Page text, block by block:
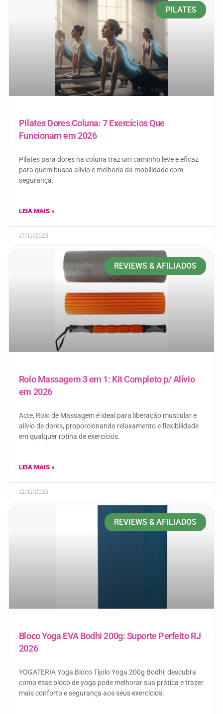
PILATES
Pilates Dores Coluna: 7 Exercícios Que
Funcionam em 2026
Pilates para dores na coluna traz um caminho leve e eficaz
para quem busca alívio e melhoria da mobilidade com
segurança.
LEIA MAIS »
17/11/2025
REVIEWS & AFILIADOS
Rolo Massagem 3 em 1: Kit Completo p/ Alívio
em 2026
Acte, Rolo de Massagem é ideal para liberação muscular e
alívio de dores, proporcionando relaxamento e flexibilidade
em qualquer rotina de exercícios.
LEIA MAIS »
12/11/2025
REVIEWS & AFILIADOS
Bloco Yoga EVA Bodhi 200g: Suporte Perfeito RJ
2026
YOGATERIA Yoga Bloco Tijolo Yoga 200g Bodhi: descubra
como esse bloco de yoga pode melhorar sua prática e trazer
mais conforto e segurança aos seus exercícios.